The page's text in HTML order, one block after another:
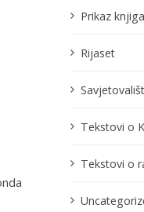
Prikaz knjiga
Rijaset
Tekstovi o
Tekstovi o